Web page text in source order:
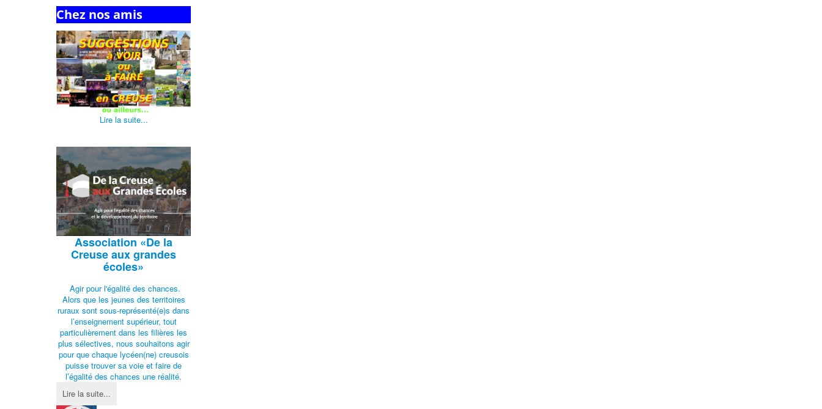
Chez nos amis
Lire la suite...
Association «De la
Creuse aux grandes
écoles»
Agir pour l'égalité des chances.
Alors que les jeunes des territoires
ruraux sont sous-représenté(e)s dans
l’enseignement supérieur, tout
particulièrement dans les filières les
plus sélectives, nous souhaitons agir
pour que chaque lycéen(ne) creusois
puisse trouver sa voie et faire de
l’égalité des chances une réalité.
Lire la suite...